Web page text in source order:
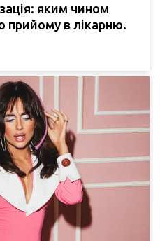
яким чином
прийому в лікарню.